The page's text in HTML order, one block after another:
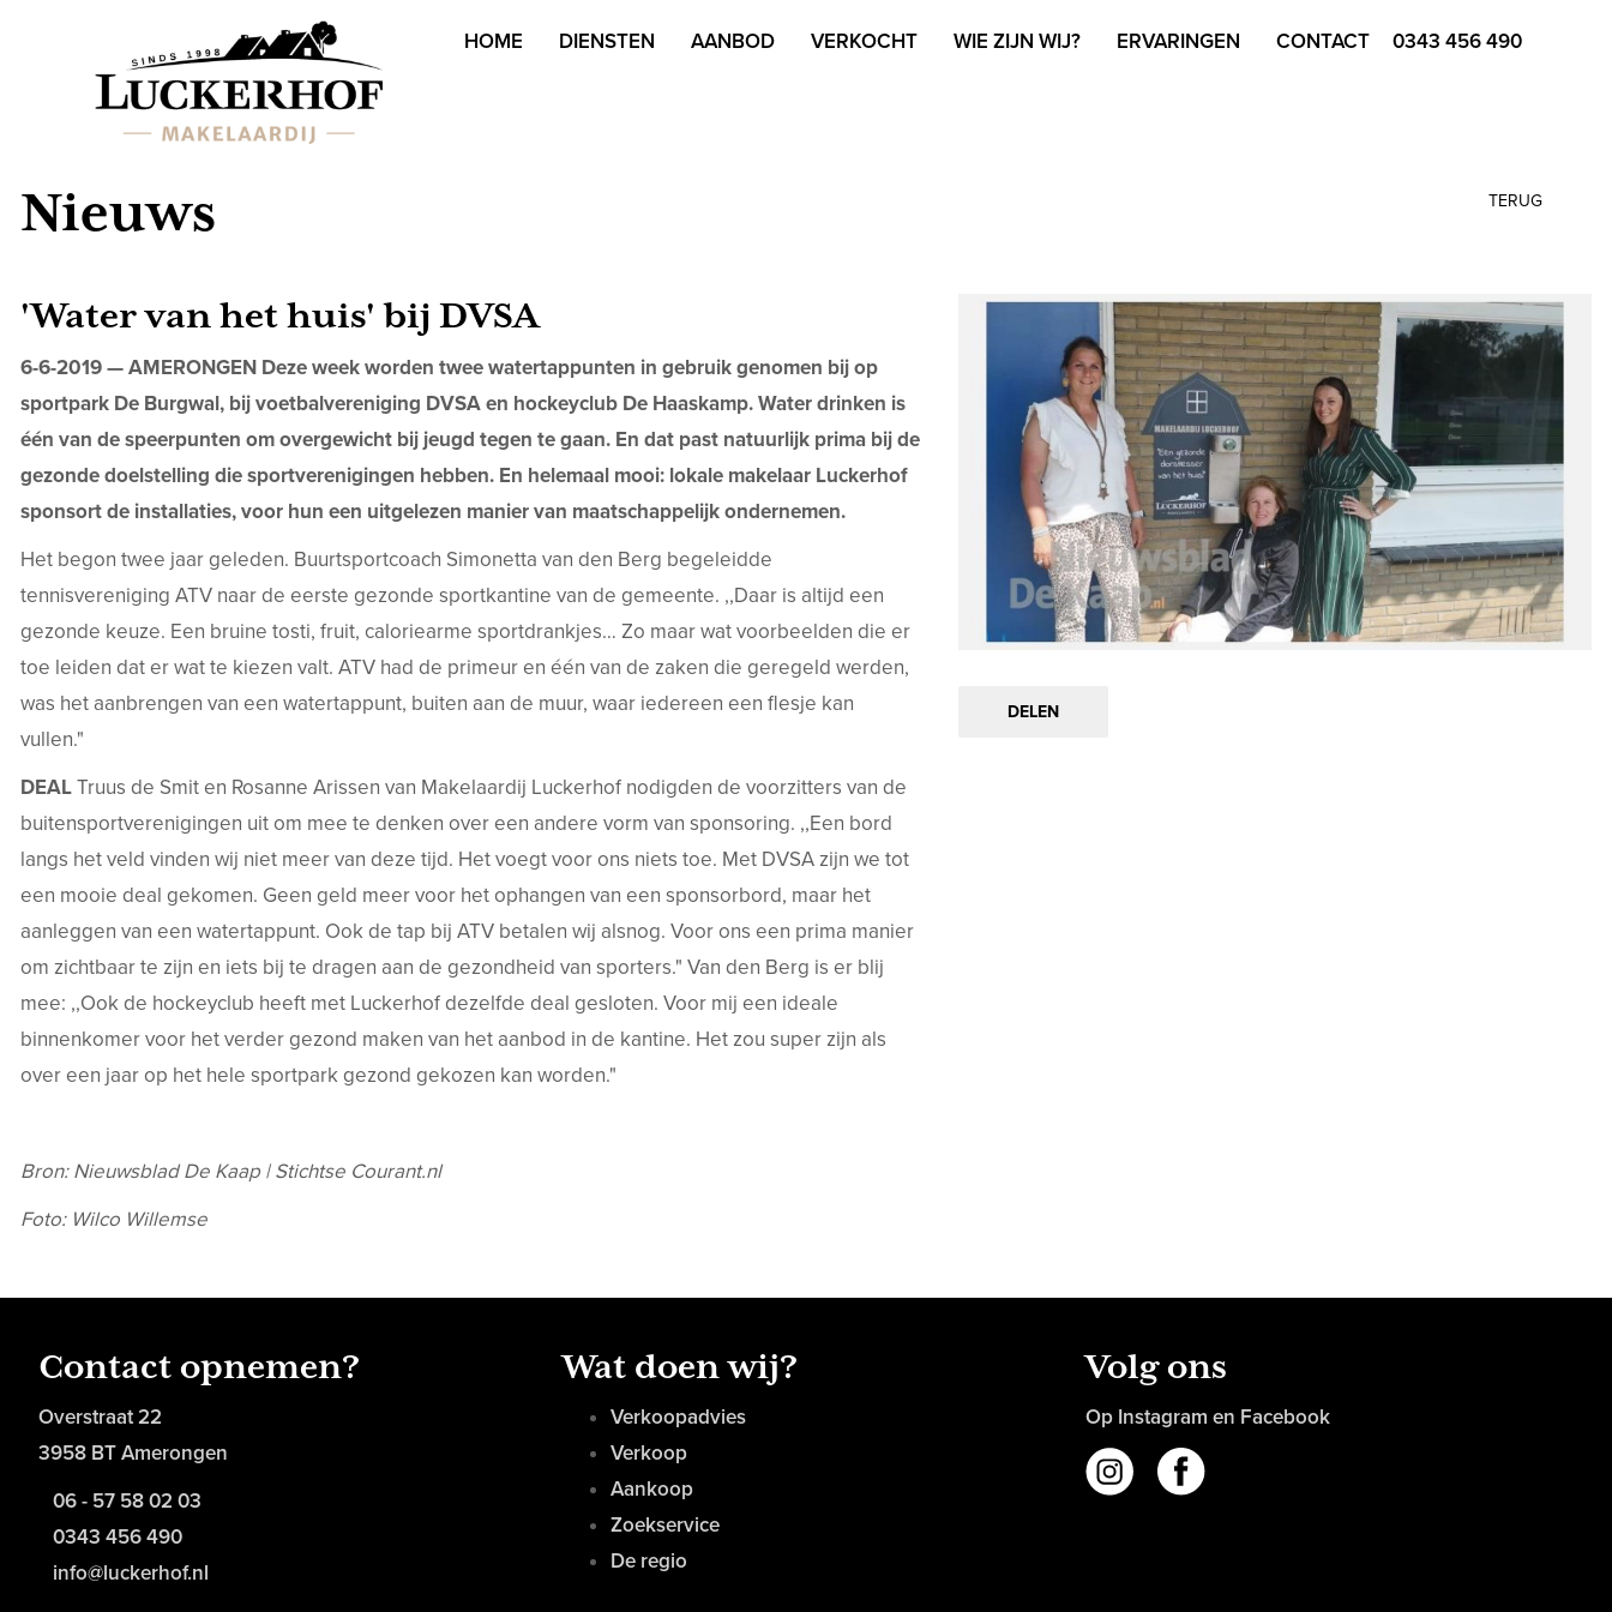
0343 456 490
HOME DIENSTEN AANBOD VERKOCHT WIE ZIJN WIJ? ERVARINGEN CONTACT
Nieuws TERUG
DELEN
'Water van het huis' bij DVSA
6-6-2019 —AMERONGEN Deze week worden twee watertappunten in gebruik genomen bij op
sportpark De Burgwal, bij voetbalvereniging DVSA en hockeyclub De Haaskamp. Water drinken is
één van de speerpunten om overgewicht bij jeugd tegen te gaan. En dat past natuurlijk prima bij de
gezonde doelstelling die sportverenigingen hebben. En helemaal mooi: lokale makelaar Luckerhof
sponsort de installaties, voor hun een uitgelezen manier van maatschappelijk ondernemen.
Het begon twee jaar geleden. Buurtsportcoach Simonetta van den Berg begeleidde
tennisvereniging ATV naar de eerste gezonde sportkantine van de gemeente. ,,Daar is altijd een
gezonde keuze. Een bruine tosti, fruit, caloriearme sportdrankjes… Zo maar wat voorbeelden die er
toe leiden dat er wat te kiezen valt. ATV had de primeur en één van de zaken die geregeld werden,
was het aanbrengen van een watertappunt, buiten aan de muur, waar iedereen een flesje kan
vullen."
DEALTruus de Smit en Rosanne Arissen van Makelaardij Luckerhof nodigden de voorzitters van de
buitensportverenigingen uit om mee te denken over een andere vorm van sponsoring. ,,Een bord
langs het veld vinden wij niet meer van deze tijd. Het voegt voor ons niets toe. Met DVSA zijn we tot
een mooie deal gekomen. Geen geld meer voor het ophangen van een sponsorbord, maar het
aanleggen van een watertappunt. Ook de tap bij ATV betalen wij alsnog. Voor ons een prima manier
om zichtbaar te zijn en iets bij te dragen aan de gezondheid van sporters." Van den Berg is er blij
mee: ,,Ook de hockeyclub heeft met Luckerhof dezelfde deal gesloten. Voor mij een ideale
binnenkomer voor het verder gezond maken van het aanbod in de kantine. Het zou super zijn als
over een jaar op het hele sportpark gezond gekozen kan worden."
Bron: Nieuwsblad De Kaap | Stichtse Courant.nl
Foto: Wilco Willemse
Contact opnemen?
Overstraat 22
3958 BT Amerongen
06 - 57 58 02 03
0343 456 490
info@luckerhof.nl
Wat doen wij?
Verkoopadvies
Verkoop
Aankoop
Zoekservice
De regio
Volg ons
Op Instagram en Facebook